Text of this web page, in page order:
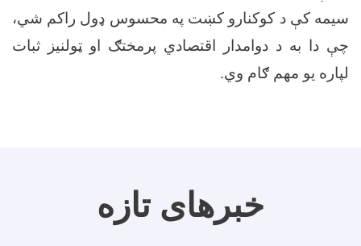
سیمه کې د کوکنارو کښت په محسوس ډول راکم شي،
چې دا به د دوامدار اقتصادي پرمختګ او ټولنیز ثبات
لپاره یو مهم ګام وي.
خبرهای تازه